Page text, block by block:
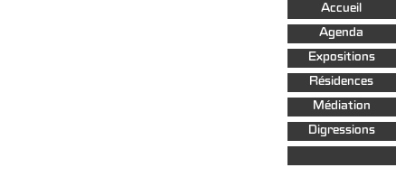
Aller au
contenu
principal
Accueil
Agenda
Expositions
Résidences
Médiation
Digressions